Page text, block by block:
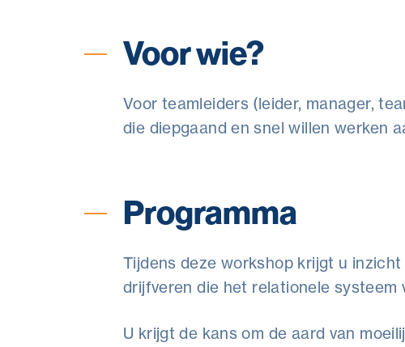
Voor wie?
Voor teamleiders (leider, manager,
die diepgaand en snel willen werken
Programma
Tijdens deze workshop krijgt u
drijfveren die het relationele systeem
U krijgt de kans om de aard van